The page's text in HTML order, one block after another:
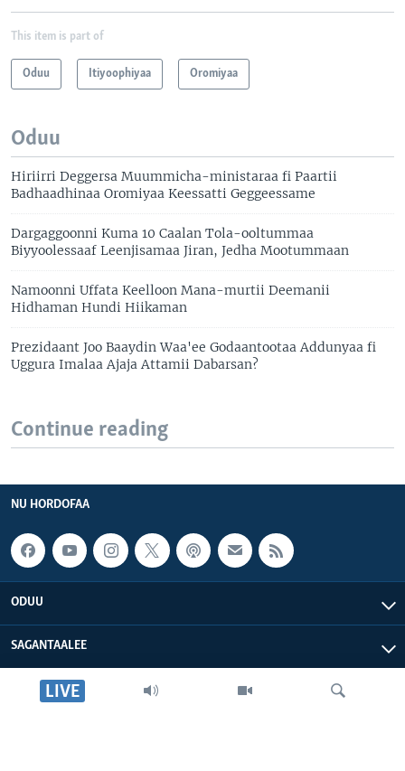
LIVE
This item is part of
Oduu Itiyoophiyaa Oromiyaa
Oduu
Hiriirri Deggersa Muummicha-ministaraa fi Paartii
Badhaadhinaa Oromiyaa Keessatti Geggeessame
Dargaggoonni Kuma 10 Caalan Tola-ooltummaa
Biyyoolessaaf Leenjisamaa Jiran, Jedha Mootummaan
Namoonni Uffata Keelloon Mana-murtii Deemanii
Hidhaman Hundi Hiikaman
Prezidaant Joo Baaydin Waa'ee Godaantootaa Addunyaa fi
Uggura Imalaa Ajaja Attamii Dabarsan?
Continue reading
NU HORDOFAA
ODUU
SAGANTAALEE
WAA’EE KEENYA